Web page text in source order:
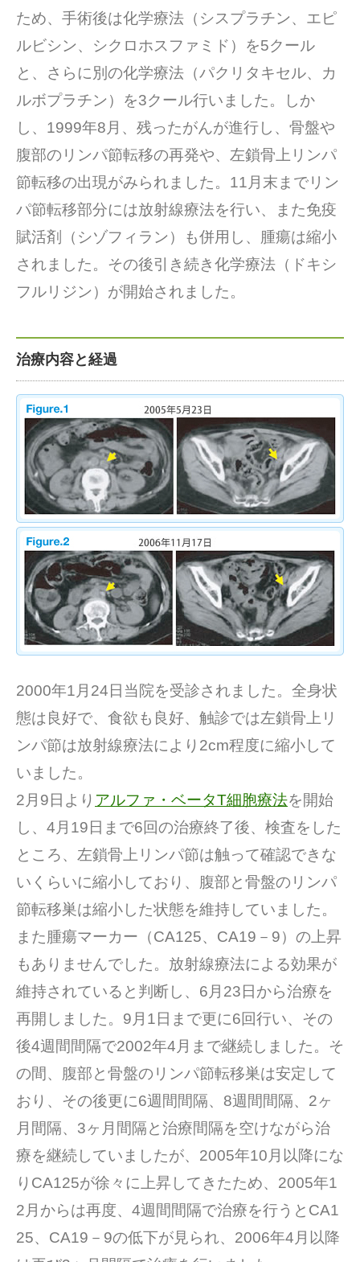
ため、手術後は化学療法（シスプラチン、エピ
ルビシン、シクロホスファミド）を5クール
と、さらに別の化学療法（パクリタキセル、カ
ルボプラチン）を3クール行いました。しか
し、1999年8月、残ったがんが進行し、骨盤や
腹部のリンパ節転移の再発や、左鎖骨上リンパ
節転移の出現がみられました。11月末までリン
パ節転移部分には放射線療法を行い、また免疫
賦活剤（シゾフィラン）も併用し、腫瘍は縮小
されました。その後引き続き化学療法（ドキシ
フルリジン）が開始されました。
治療内容と経過
2000年1月24日当院を受診されました。全身状
態は良好で、食欲も良好、触診では左鎖骨上リ
ンパ節は放射線療法により2cm程度に縮小して
いました。
2月9日より アルファ・ベータT細胞療法を開始
し、4月19日まで6回の治療終了後、検査をした
ところ、左鎖骨上リンパ節は触って確認できな
いくらいに縮小しており、腹部と骨盤のリンパ
節転移巣は縮小した状態を維持していました。
また腫瘍マーカー（CA125、CA19－9）の上昇
もありませんでした。放射線療法による効果が
維持されていると判断し、6月23日から治療を
再開しました。9月1日まで更に6回行い、その
後4週間間隔で2002年4月まで継続しました。そ
の間、腹部と骨盤のリンパ節転移巣は安定して
おり、その後更に6週間間隔、8週間間隔、2ヶ
月間隔、3ヶ月間隔と治療間隔を空けながら治
療を継続していましたが、2005年10月以降にな
りCA125が徐々に上昇してきたため、2005年1
2月からは再度、4週間間隔で治療を行うとCA1
25、CA19－9の低下が見られ、2006年4月以降